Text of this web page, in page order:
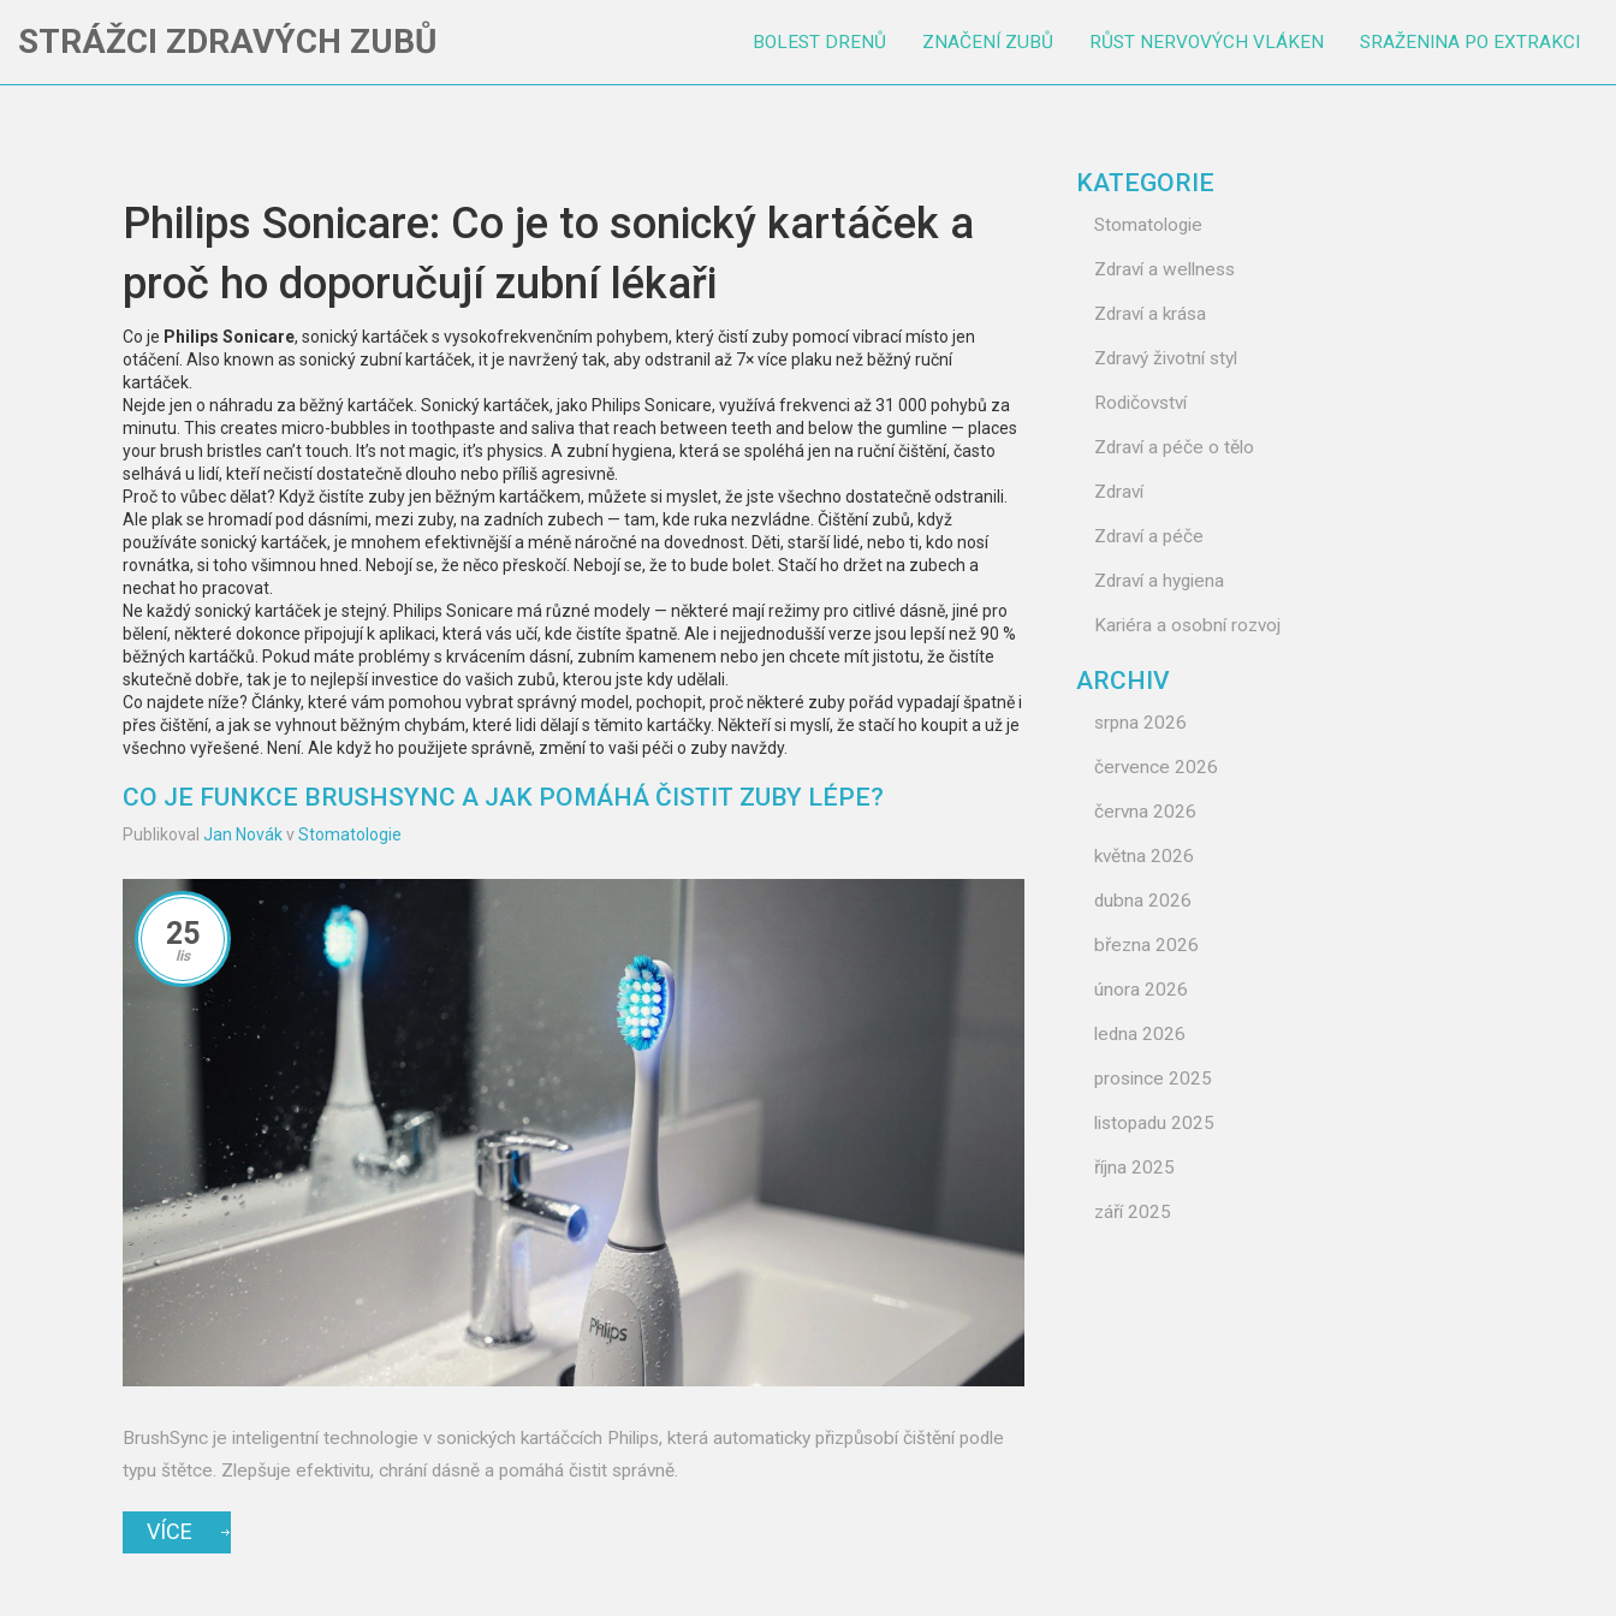
STRÁŽCI ZDRAVÝCH ZUBŮ BOLEST DRENŮ ZNAČENÍ ZUBŮ RŮST NERVOVÝCH VLÁKEN SRAŽENINA PO EXTRAKCI
Philips Sonicare: Co je to sonický kartáček a
proč ho doporučují zubní lékaři
Co je Philips Sonicare, sonický kartáček s vysokofrekvenčním pohybem, který čistí zuby pomocí vibrací místo jen
otáčení. Also known as sonický zubní kartáček, itje navržený tak, aby odstranil až 7× více plaku než běžný ruční
kartáček
Nejde jen o náhradu za běžný kartáček. Sonický kartáček, jako Philips Sonicare, využívá frekvenci až 31 000 pohybů za
minutu . This creates micro-bubbles in toothpaste and saliva that reach between teeth and below the gumline — places
your brush bristles can’t touch. It’s not magic, it’s physics. A zubní hygiena, která se spoléhá jen na ruční čištění, často
selhává u lidí, kteří nečistí dostatečně dlouho nebo příliš agresivně
Proč to vůbec dělat? Když čistíte zuby jen běžným kartáčkem, můžete si myslet, že jste všechno dostatečně odstranili.
Ale plak se hromadí pod dásními, mezi zuby, na zadních zubech — tam, kde ruka nezvládne. Čištění zubů, když
používáte sonický kartáček, je mnohem efektivnější a méně náročné na dovednost . Děti, starší lidé, nebo ti, kdo nosí
rovnátka, si toho všimnou hned. Nebojí se, že něco přeskočí. Nebojí se, že to bude bolet. Stačí ho držet na zubech a
nechat ho pracovat.
Ne každý sonický kartáček je stejný. Philips Sonicare má různé modely — některé mají režimy pro citlivé dásně, jiné pro
bělení, některé dokonce připojují k aplikaci, která vás učí, kde čistíte špatně. Ale i nejjednodušší verze jsou lepší než 90 %
běžných kartáčků. Pokud máte problémy s krvácením dásní, zubním kamenem nebo jen chcete mít jistotu, že čistíte
skutečně dobře, tak je to nejlepší investice do vašich zubů, kterou jste kdy udělali.
Co najdete níže? Články, které vám pomohou vybrat správný model, pochopit, proč některé zuby pořád vypadají špatně i
přes čištění, a jak se vyhnout běžným chybám, které lidi dělají s těmito kartáčky. Někteří si myslí, že stačí ho koupit a už je
všechno vyřešené. Není. Ale když ho použijete správně, změní to vaši péči o zuby navždy.
CO JE FUNKCE BRUSHSYNC A JAK POMÁHÁ ČISTIT ZUBY LÉPE?
Publikoval Jan NovákvStomatologie
25
lis
BrushSync je inteligentní technologie v sonických kartáčcích Philips, která automaticky přizpůsobí čištění podle
typu štětce. Zlepšuje efektivitu, chrání dásně a pomáhá čistit správně.
VÍCE
KATEGORIE
Stomatologie
Zdraví a wellness
Zdraví a krása
Zdravý životní styl
Rodičovství
Zdraví a péče o tělo
Zdraví
Zdraví a péče
Zdraví a hygiena
Kariéra a osobní rozvoj
ARCHIV
srpna 2026
července 2026
června 2026
května 2026
dubna 2026
března 2026
února 2026
ledna 2026
prosince 2025
listopadu 2025
října 2025
září 2025